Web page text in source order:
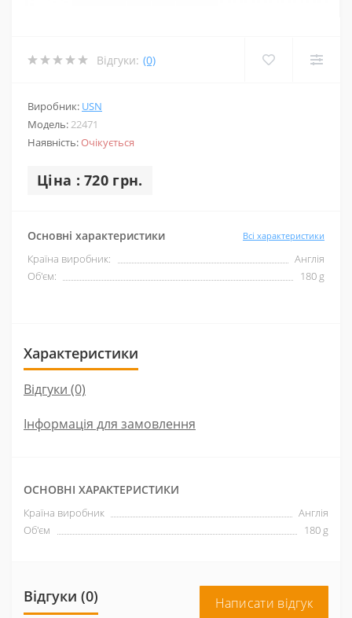
Відгуки: (0)
Виробник: USN
Модель:22471
Наявність:Очікується
Ціна : 720 грн.
Основні характеристики Всі характеристики
Країна виробник:
Англія
Об'єм:
180 g
Характеристики
Відгуки (0)
Інформація для замовлення
ОСНОВНІ ХАРАКТЕРИСТИКИ
Країна виробник
Англія
Об'єм
180 g
Відгуки (0) Написати відгук